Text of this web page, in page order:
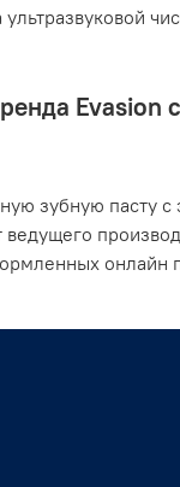
Evasion
зубную пасту с
онлайн